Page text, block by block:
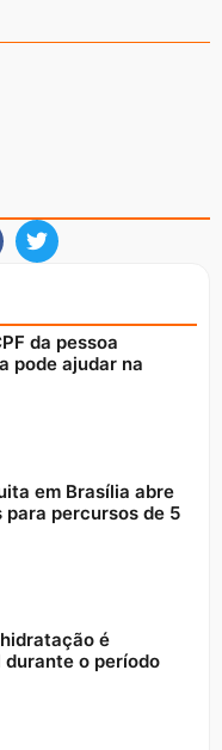
da pessoa
pode ajudar na
em Brasília abre
para percursos de 5
é
o período